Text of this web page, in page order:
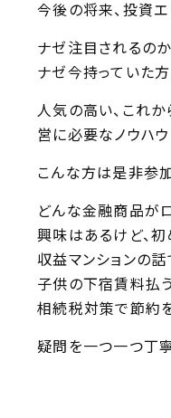
今後の将来、投資
ナゼ注目されるのか
ナゼ今持っていた
人気の高い、これか
営に必要なノウハウ
こんな方は是非参
どんな金融商品が
興味はあるけど、
収益マンションの
子供の下宿賃料払
相続税対策で節約
疑問を一つ一つ丁